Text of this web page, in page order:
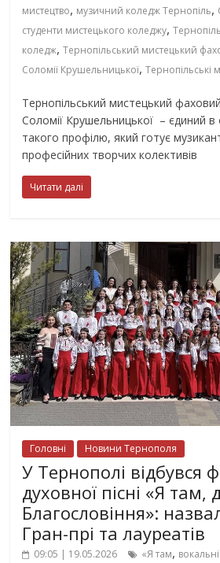
мистецтво, музичний коледж Тернопіль,
студенти мистецького коледжу,
коледж,Тернопільський мистецький
Соломії Крушельницької,Тернопільські
Тернопільський мистецький
Соломії Крушельницької – єдиний в
такого профілю, який готує
професійних творчих колективів
Читати далі
Головні Новини Тернополя
У Тернополі відбувся
духовної пісні «Я там,
Благословіння»:
Гран-прі та лауреатів
09:05 | 19.05.2026 «Я там,